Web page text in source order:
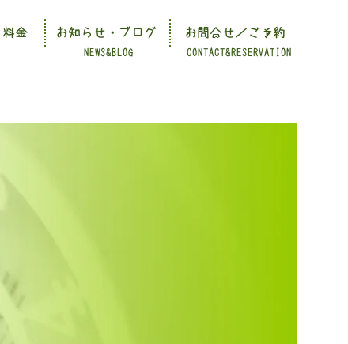
CONTACT&RESERVATION
NEWS&BLOG
金 お知らせ・ブログ お問合せ／ご予約